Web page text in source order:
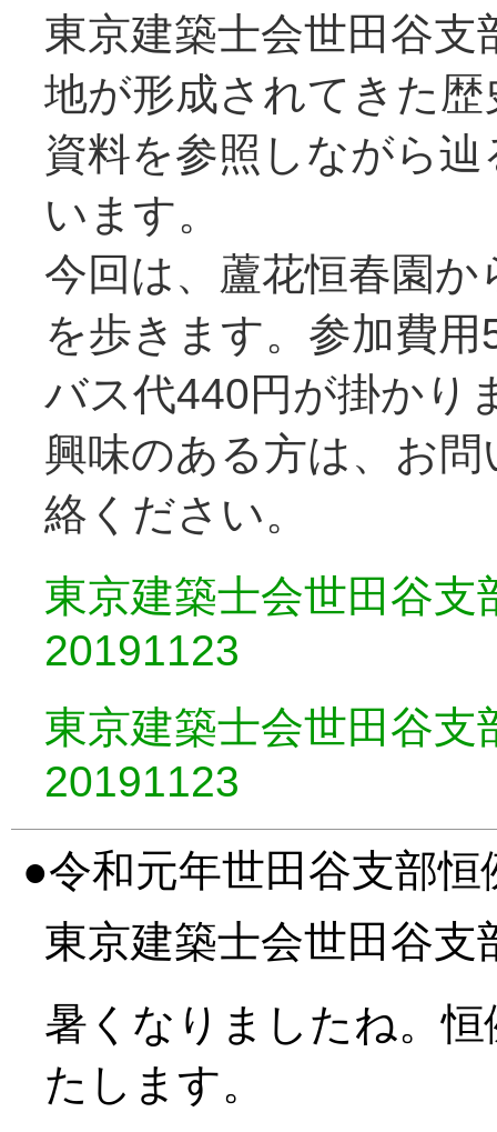
東京建築士会世田谷
地が形成されてきた
資料を参照しながら
います。
今回は、蘆花恒春園
を歩きます。参加費
バス代440円が掛かり
興味のある方は、お
絡ください。
東京建築士会世田谷
20191123
東京建築士会世田谷
20191123
令和元年世田谷支部
東京建築士会世田谷
暑くなりましたね。
たします。